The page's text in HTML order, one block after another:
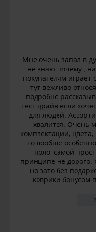
Мне очень запал в
не знаю почему ,
покупателям играет
тут вежливо
подробно
тест драйв если
для людей.
хвалится. Очень
комплектации,
то вообще
поло, самой
принципе не дорого.
но зато без
коврики бонусом